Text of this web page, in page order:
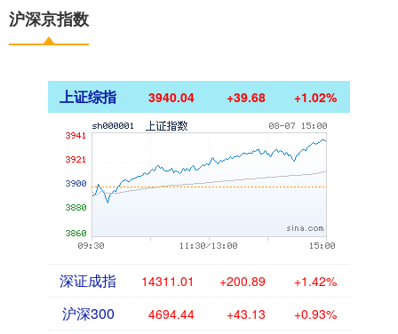
沪深京指数
上证综指 3940.04 +39.68 +1.02%
深证成指 14311.01 +200.89 +1.42%
沪深300 4694.44 +43.13 +0.93%